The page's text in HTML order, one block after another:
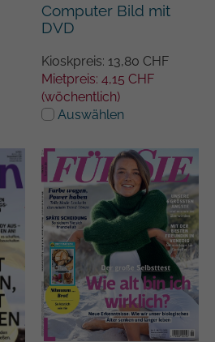
Computer Bild mit
DVD
Kioskpreis: 13,80 CHF
Mietpreis: 4,15 CHF
(wöchentlich)
Auswählen